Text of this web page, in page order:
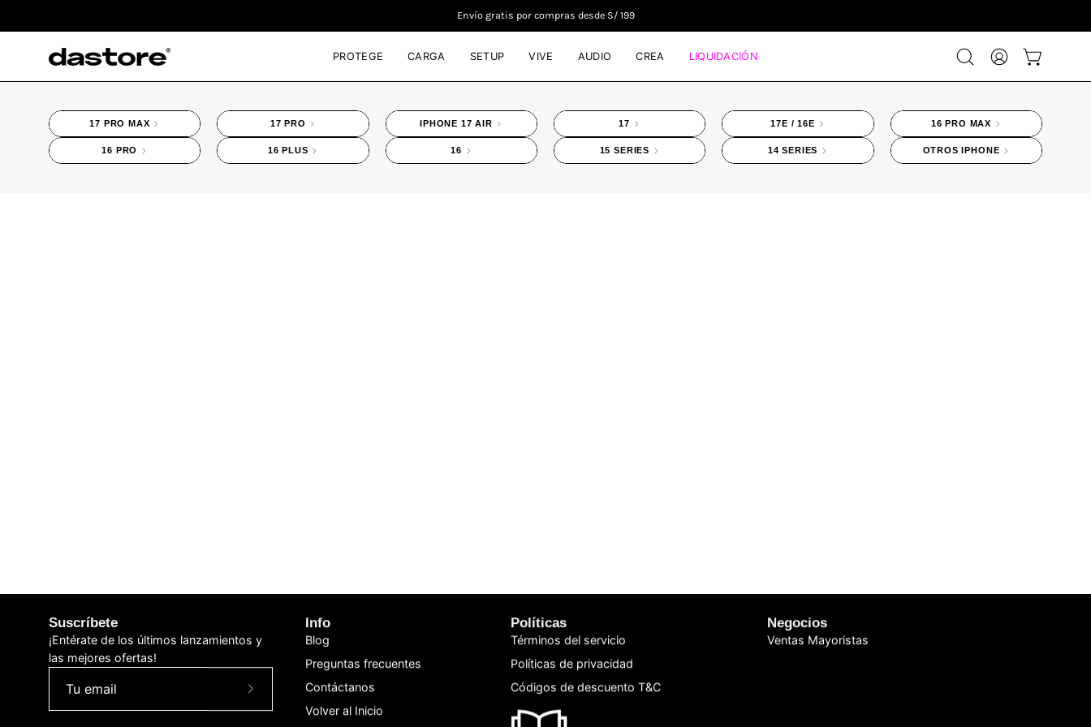
al
contenido
Envío gratis por compras desde S/ 199
PROTEGE CARGA SETUP VIVE AUDIO CREA LIQUIDACIÓN
Abrir
barra
búsqueda
MI
CUENTA
CARRO
17 PRO MAX 17 PRO IPHONE 17 AIR 17 17E / 16E 16 PRO MAX
16 PRO 16 PLUS 16 15 SERIES 14 SERIES OTROS IPHONE
Suscríbete
¡Entérate de los últimos lanzamientos y
las mejores ofertas!
Info
Blog
Preguntas frecuentes
Contáctanos
Volver al Inicio
Políticas
Términos del servicio
Políticas de privacidad
Códigos de descuento T&C
Negocios
Ventas Mayoristas